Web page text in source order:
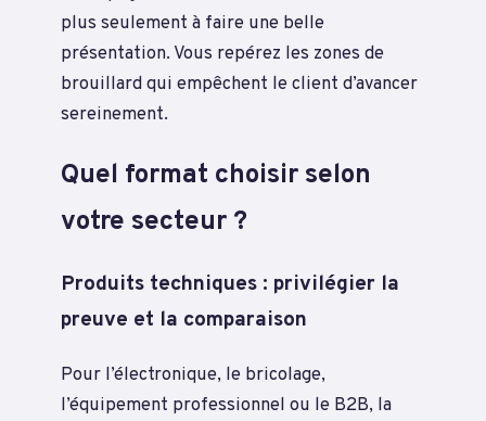
plus seulement à faire une belle
présentation. Vous repérez les zones de
brouillard qui empêchent le client d’avancer
sereinement.
Quel format choisir selon
votre secteur ?
Produits techniques : privilégier la
preuve et la comparaison
Pour l’électronique, le bricolage,
l’équipement professionnel ou le B2B, la